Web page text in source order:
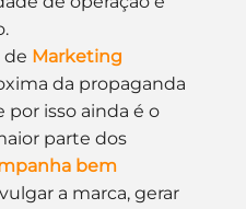
de Marketing
da propaganda
isso ainda é o
parte dos
bem
a marca, gerar